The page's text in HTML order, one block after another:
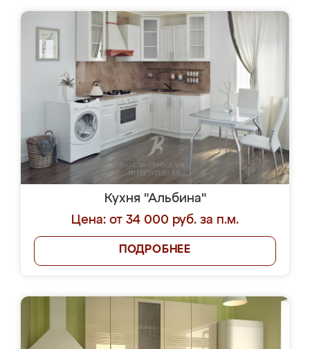
Кухня "Альбина"
Цена: от 34 000 руб. за п.м.
ПОДРОБНЕЕ